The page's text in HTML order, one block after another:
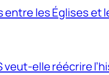
entre les Églises et
elle réécrire